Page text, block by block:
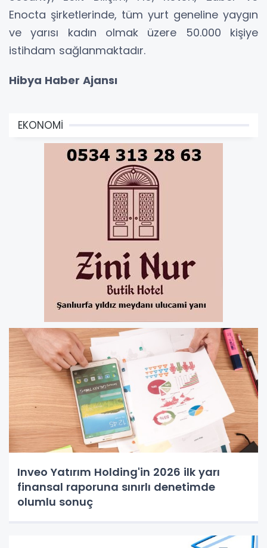
Enocta şirketlerinde, tüm yurt geneline yaygın
ve yarısı kadın olmak üzere 50.000 kişiye
istihdam sağlanmaktadır.
Hibya Haber Ajansı
EKONOMİ
Inveo Yatırım Holding'in 2026 ilk yarı
finansal raporuna sınırlı denetimde
olumlu sonuç